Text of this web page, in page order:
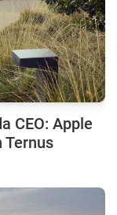
CEO: Apple
Ternus